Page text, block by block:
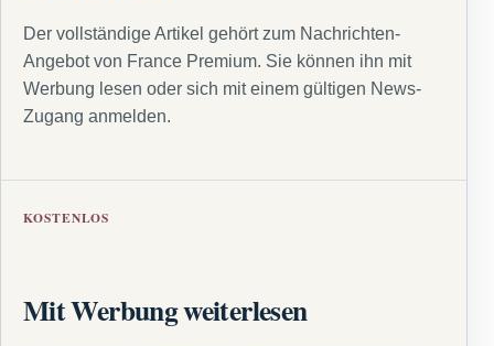
Der vollständige Artikel gehört zum Nachrichten-
Angebot von France Premium. Sie können ihn mit
Werbung lesen oder sich mit einem gültigen News-
Zugang anmelden.
KOSTENLOS
Mit Werbung weiterlesen